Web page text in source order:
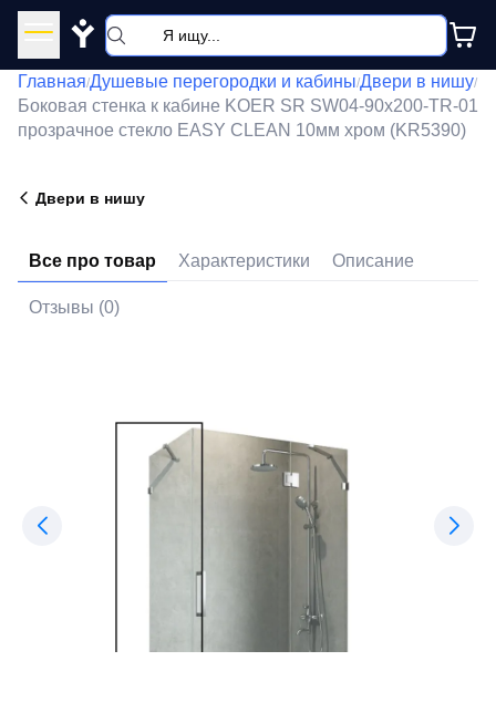
Y
Главная/Душевые перегородки и кабины/Двери в нишу/
Боковая стенка к кабине KOER SR SW04-90x200-TR-01
прозрачное стекло EASY CLEAN 10мм хром (KR5390)
Двери в нишу
Все про товар Характеристики Описание
Отзывы (0)